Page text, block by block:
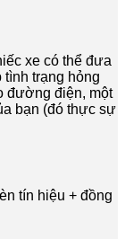
xe có thể đưa
tình trạng hỏng
đường điện, một
bạn (đó thực sự
tín hiệu + đồng